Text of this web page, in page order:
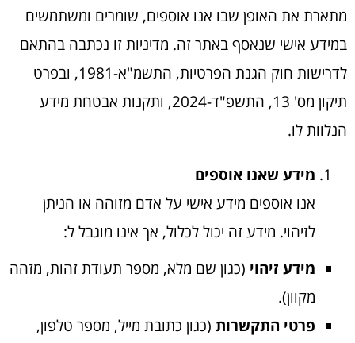
מתארת את האופן שבו אנו אוספים, שומרים ומשתמשים
במידע אישי שנאסף באתר זה. מדיניות זו נכתבה בהתאם
לדרישות חוק הגנת הפרטיות, התשמ"א-1981, ובפרט
תיקון מס' 13, התשפ"ד-2024, ותקנות אבטחת מידע
הנלוות לו.
מידע שאנו אוספים
אנו אוספים מידע אישי על אדם מזוהה או הניתן
לזיהוי. מידע זה יכול לכלול, אך אינו מוגבל ל:
מידע זיהוי (כגון שם מלא, מספר תעודת זהות, מזהה
מקוון).
פרטי התקשרות (כגון כתובת מייל, מספר טלפון,